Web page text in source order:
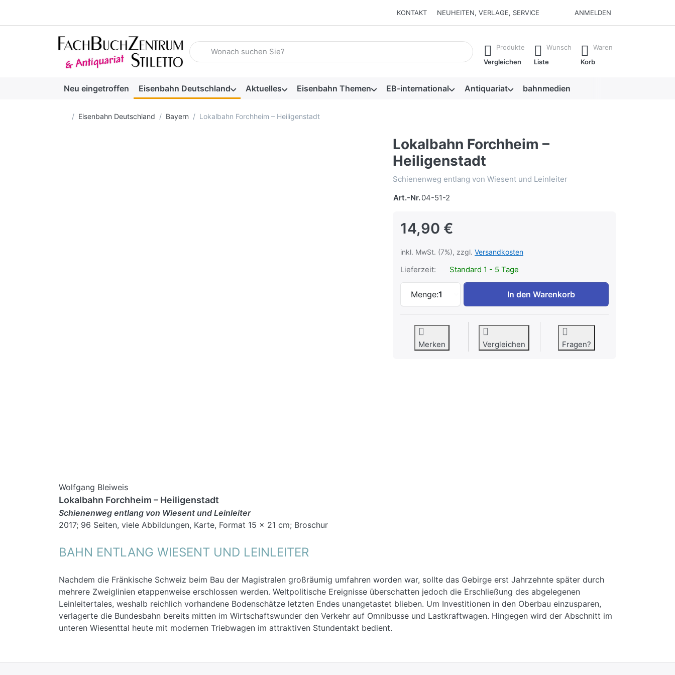
KONTAKT NEUHEITEN, VERLAGE, SERVICE ANMELDEN
Geben Sie einen Suchbegriff ein. Während Sie tippen, erscheinen automatisch erste Ergebnisse. Drücken Sie die Eingabetaste, um alle
Produkte
Vergleichen
Wunsch
Liste
Waren
Korb
Neu eingetroffen Eisenbahn Deutschland Aktuelles Eisenbahn Themen EB-international Antiquariat bahnmedien
Startseite
Eisenbahn Deutschland Bayern Lokalbahn Forchheim – Heiligenstadt
Lokalbahn Forchheim –
Heiligenstadt
Schienenweg entlang von Wiesent und Leinleiter
Art.-Nr.04-51-2
14,90 €
inkl. MwSt. (7%), zzgl. Versandkosten
Lieferzeit: Standard 1 - 5 Tage
Menge:1
Lokalbahn Forchheim – Heiligenstadt zu 14,90 €, Menge 1.
In den Warenkorb
Merken Vergleichen Fragen?
Wolfgang Bleiweis
Lokalbahn Forchheim – Heiligenstadt
Schienenweg entlang von Wiesent und Leinleiter
2017; 96 Seiten, viele Abbildungen, Karte, Format 15 x 21 cm; Broschur
BAHN ENTLANG WIESENT UND LEINLEITER
Nachdem die Fränkische Schweiz beim Bau der Magistralen großräumig umfahren worden war, sollte das Gebirge erst Jahrzehnte später durch
mehrere Zweiglinien etappenweise erschlossen werden. Weltpolitische Ereignisse überschatten jedoch die Erschließung des abgelegenen
Leinleitertales, weshalb reichlich vorhandene Bodenschätze letzten Endes unangetastet blieben. Um Investitionen in den Oberbau einzusparen,
verlagerte die Bundesbahn bereits mitten im Wirtschaftswunder den Verkehr auf Omnibusse und Lastkraftwagen. Hingegen wird der Abschnitt im
unteren Wiesenttal heute mit modernen Triebwagen im attraktiven Stundentakt bedient.